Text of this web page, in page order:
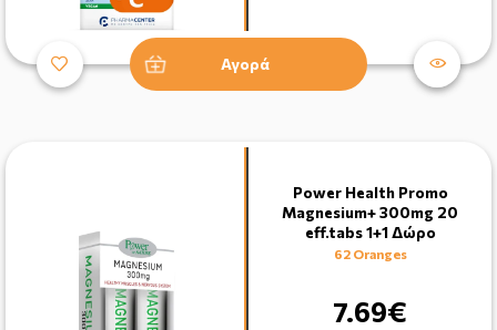
Αγορά
Power Health Promo
Magnesium+ 300mg 20
eff.tabs 1+1 Δώρο
62 Oranges
7.69€